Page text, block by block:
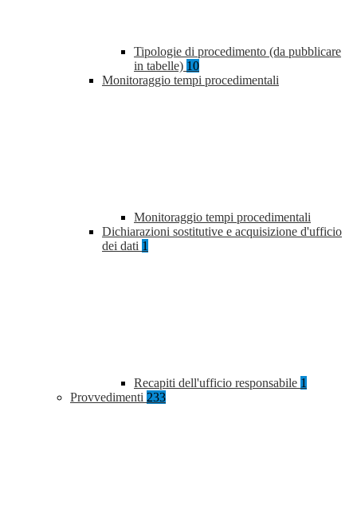
Tipologie di procedimento (da pubblicare
in tabelle) 10
Monitoraggio tempi procedimentali
Monitoraggio tempi procedimentali
Dichiarazioni sostitutive e acquisizione d'ufficio
dei dati 1
Recapiti dell'ufficio responsabile 1
Provvedimenti 233